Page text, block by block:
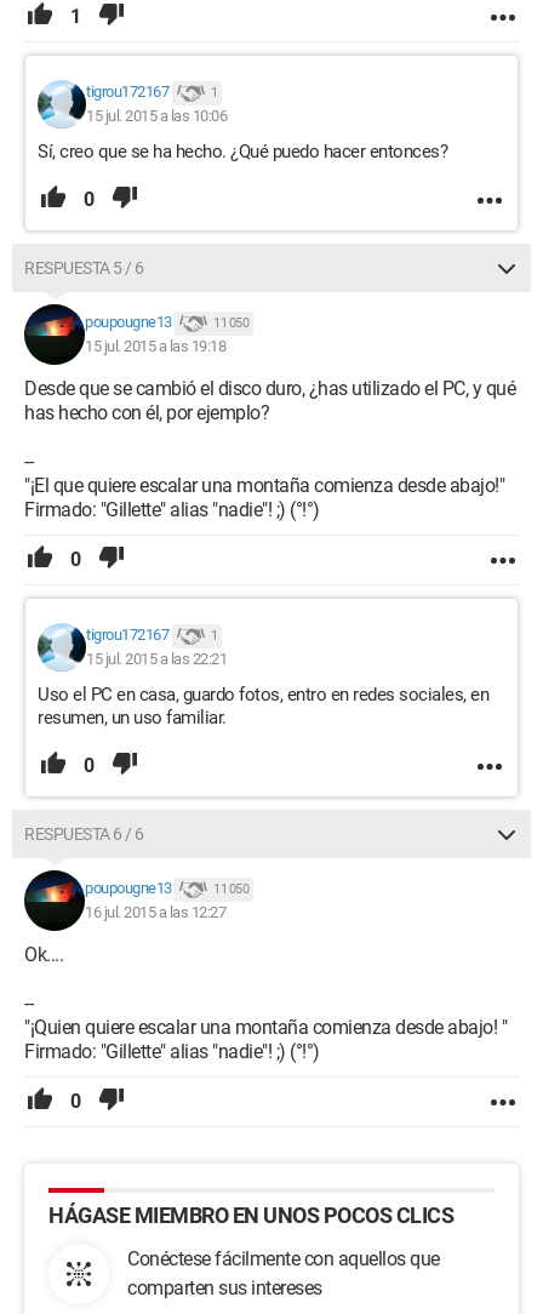
1
tigrou172167 1
15 jul. 2015 a las 10:06
Sí, creo que se ha hecho. ¿Qué puedo hacer entonces?
0
RESPUESTA 5 / 6
poupougne13 11 050
15 jul. 2015 a las 19:18
Desde que se cambió el disco duro, ¿has utilizado el PC, y qué
has hecho con él, por ejemplo?
--
"¡El que quiere escalar una montaña comienza desde abajo!"
Firmado: "Gillette" alias "nadie"! ;) (°!°)
0
tigrou172167 1
15 jul. 2015 a las 22:21
Uso el PC en casa, guardo fotos, entro en redes sociales, en
resumen, un uso familiar.
0
RESPUESTA 6 / 6
poupougne13 11 050
16 jul. 2015 a las 12:27
Ok....
--
"¡Quien quiere escalar una montaña comienza desde abajo! "
Firmado: "Gillette" alias "nadie"! ;) (°!°)
0
HÁGASE MIEMBRO EN UNOS POCOS CLICS
Conéctese fácilmente con aquellos que
comparten sus intereses